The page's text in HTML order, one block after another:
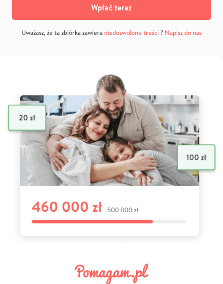
Wpłać teraz
Uważasz, że ta zbiórka zawiera niedozwolone treści? Napisz do nas